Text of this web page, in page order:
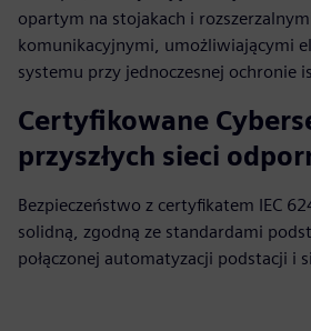
opartym na stojakach i
komunikacyjnymi, umożliwiającymi
systemu przy jednoczesnej ochronie
Certyfikowane
przyszłych sieci
Bezpieczeństwo z certyfikatem IEC
solidną, zgodną ze standardami
połączonej automatyzacji podstacji i